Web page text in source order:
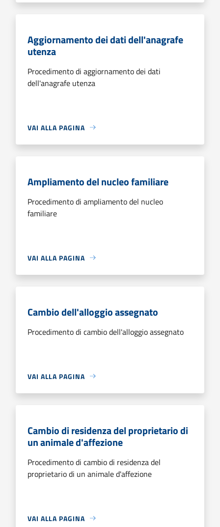
Aggiornamento dei dati dell'anagrafe
utenza
Procedimento di aggiornamento dei dati
dell'anagrafe utenza
VAI ALLA PAGINA
Ampliamento del nucleo familiare
Procedimento di ampliamento del nucleo
familiare
VAI ALLA PAGINA
Cambio dell'alloggio assegnato
Procedimento di cambio dell'alloggio assegnato
VAI ALLA PAGINA
Cambio di residenza del proprietario di
un animale d'affezione
Procedimento di cambio di residenza del
proprietario di un animale d'affezione
VAI ALLA PAGINA